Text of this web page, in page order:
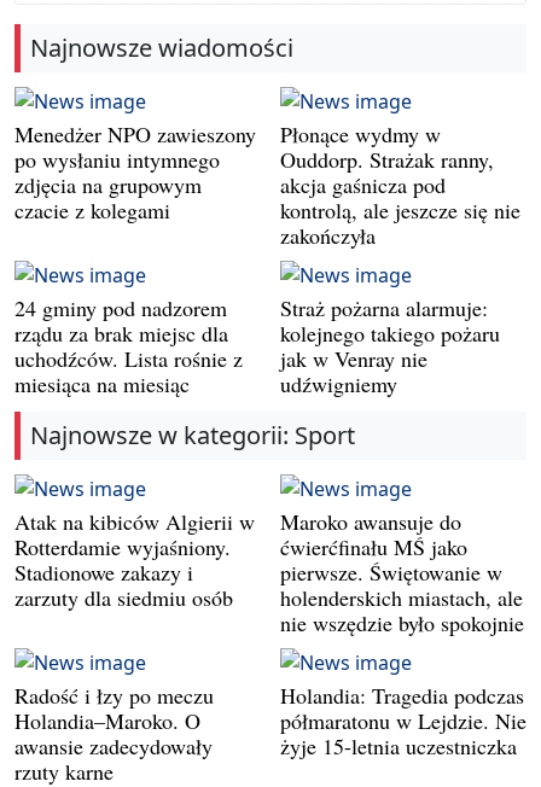
Najnowsze wiadomości
Menedżer NPO zawieszony
po wysłaniu intymnego
zdjęcia na grupowym
czacie z kolegami
Płonące wydmy w
Ouddorp. Strażak ranny,
akcja gaśnicza pod
kontrolą, ale jeszcze się nie
zakończyła
24 gminy pod nadzorem
rządu za brak miejsc dla
uchodźców. Lista rośnie z
miesiąca na miesiąc
Straż pożarna alarmuje:
kolejnego takiego pożaru
jak w Venray nie
udźwigniemy
Najnowsze w kategorii: Sport
Atak na kibiców Algierii w
Rotterdamie wyjaśniony.
Stadionowe zakazy i
zarzuty dla siedmiu osób
Maroko awansuje do
ćwierćfinału MŚ jako
pierwsze. Świętowanie w
holenderskich miastach, ale
nie wszędzie było spokojnie
Radość i łzy po meczu
Holandia–Maroko. O
awansie zadecydowały
rzuty karne
Holandia: Tragedia podczas
półmaratonu w Lejdzie. Nie
żyje 15-letnia uczestniczka